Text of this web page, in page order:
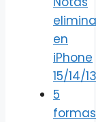
en
iPhone
15/14/13
5
formas